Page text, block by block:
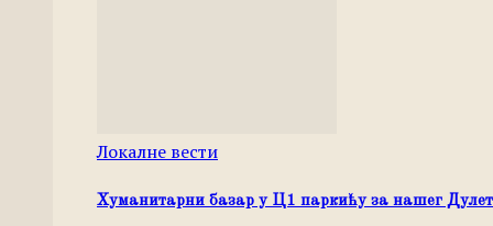
Локалне вести
Хуманитарни базар у Ц1 паркићу за нашег